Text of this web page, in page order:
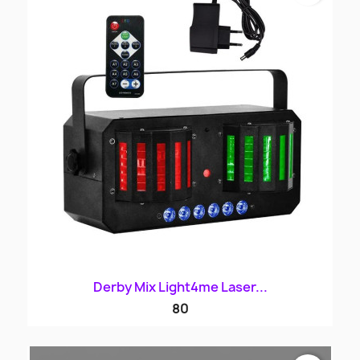
Derby Mix Light4me Laser...
80